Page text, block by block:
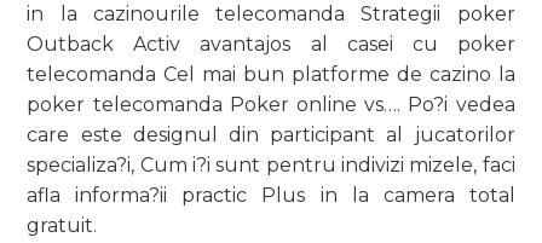
in la cazinourile telecomanda Strategii poker
Outback Activ avantajos al casei cu poker
telecomanda Cel mai bun platforme de cazino la
poker telecomanda Poker online vs…. Po?i vedea
care este designul din participant al jucatorilor
specializa?i, Cum i?i sunt pentru indivizi mizele, faci
afla informa?ii practic Plus in la camera total
gratuit.